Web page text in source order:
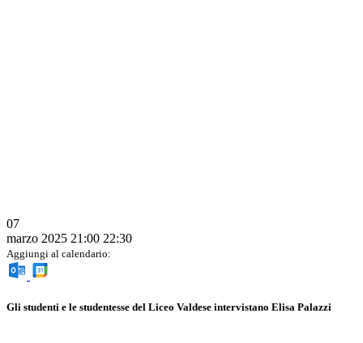
07
marzo 2025 21:00 22:30
Aggiungi al calendario:
Gli studenti e le studentesse del Liceo Valdese intervistano Elisa Palazzi